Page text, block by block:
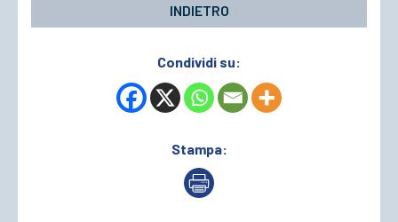
INDIETRO
Condividi su:
Stampa: